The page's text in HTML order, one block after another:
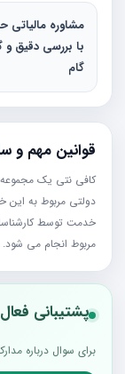
مشاوره مالیاتی
با بررسی دقیق و
گام
قوانین مهم و
کافی نتی یک
دولتی مربوط به این
خدمت توسط
مربوط انجام می شود.
پشتیبانی فعال
برای سوال درباره